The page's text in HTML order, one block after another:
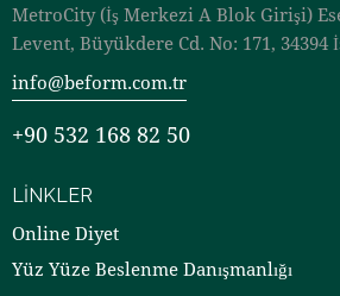
MetroCity (İş Merkezi A Blok Girişi)
Levent, Büyükdere Cd. No: 171, 34394
info@beform.com.tr
+90 532 168 82 50
LINKLER
Online Diyet
Yüz Yüze Beslenme Danışmanlığı